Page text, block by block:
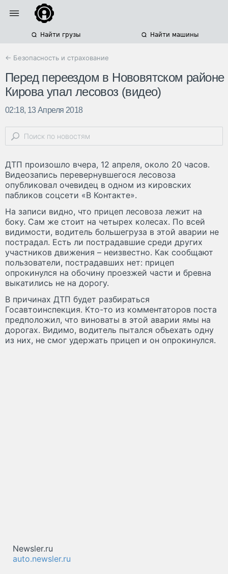
Найти грузы Найти машины
← Безопасность и страхование
Перед переездом в Нововятском районе
Кирова упал лесовоз (видео)
02:18, 13 Апреля 2018
ДТП произошло вчера, 12 апреля, около 20 часов.
Видеозапись перевернувшегося лесовоза
опубликовал очевидец в одном из кировских
пабликов соцсети «В Контакте».
На записи видно, что прицеп лесовоза лежит на
боку. Сам же стоит на четырех колесах. По всей
видимости, водитель большегруза в этой аварии не
пострадал. Есть ли пострадавшие среди других
участников движения – неизвестно. Как сообщают
пользователи, пострадавших нет: прицеп
опрокинулся на обочину проезжей части и бревна
выкатились не на дорогу.
В причинах ДТП будет разбираться
Госавтоинспекция. Кто-то из комментаторов поста
предположил, что виноваты в этой аварии ямы на
дорогах. Видимо, водитель пытался объехать одну
из них, не смог удержать прицеп и он опрокинулся.
Newsler.ru
auto.newsler.ru